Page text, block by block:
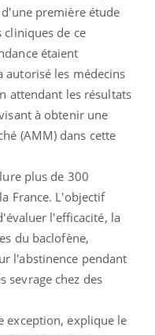
première étude
cliniques de ce
étaient
autorisé les médecins
attendant les résultats
à obtenir une
(AMM) dans cette
plus de 300
France. L'objectif
l'efficacité, la
du baclofène,
l'abstinence pendant
sevrage chez des
exception, explique le